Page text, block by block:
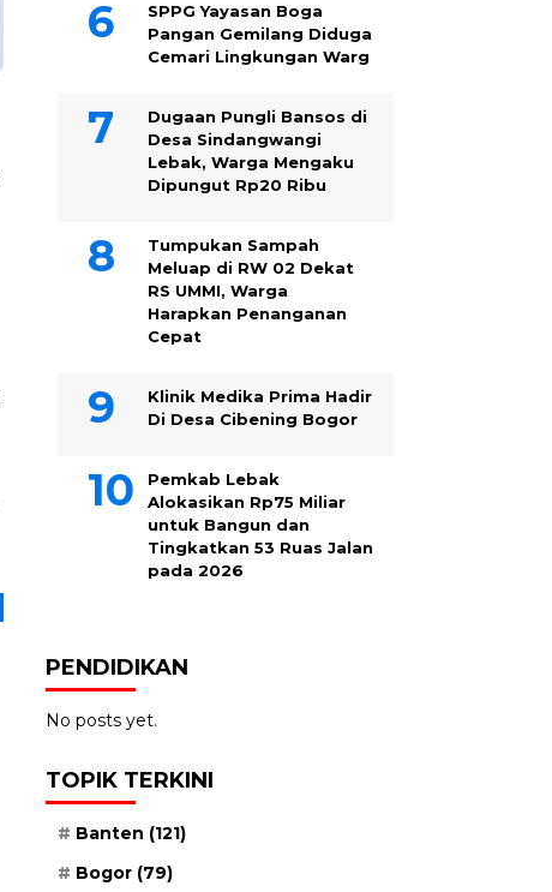
SPPG Yayasan Boga
Pangan Gemilang Diduga
Cemari Lingkungan Warg
Dugaan Pungli Bansos di
Desa Sindangwangi
Lebak, Warga Mengaku
Dipungut Rp20 Ribu
Tumpukan Sampah
Meluap di RW 02 Dekat
RS UMMI, Warga
Harapkan Penanganan
Cepat
Klinik Medika Prima Hadir
Di Desa Cibening Bogor
Pemkab Lebak
Alokasikan Rp75 Miliar
untuk Bangun dan
Tingkatkan 53 Ruas Jalan
pada 2026
PENDIDIKAN
No posts yet.
TOPIK TERKINI
Banten (121)
Bogor (79)